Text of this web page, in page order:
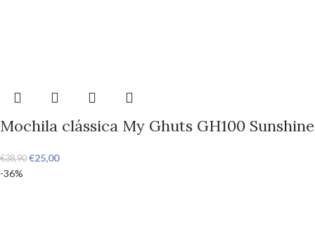
Mochila clássica My Ghuts GH100 Sunshine
€38,90 €25,00
-36%